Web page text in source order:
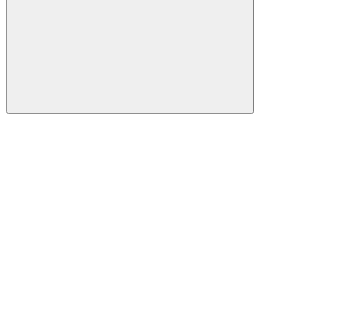
Buscar